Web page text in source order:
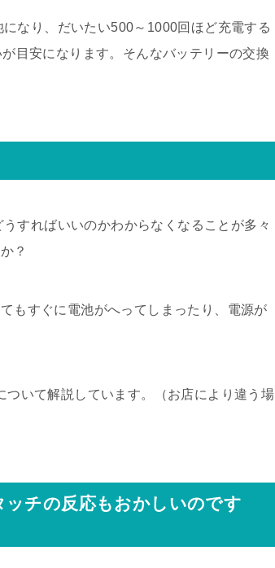
なり、だいたい500～1000回ほど充電する
目安になります。そんなバッテリーの交換
すればいいのかわからなくなることが多々
？
もすぐに電池がへってしまったり、電源が
いて解説しています。（お店により違う場
ッチの反応もおかしいのです